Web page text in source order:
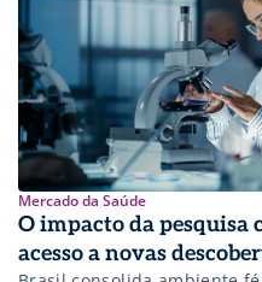
Mercado da Saúde
O impacto da
acesso a novas